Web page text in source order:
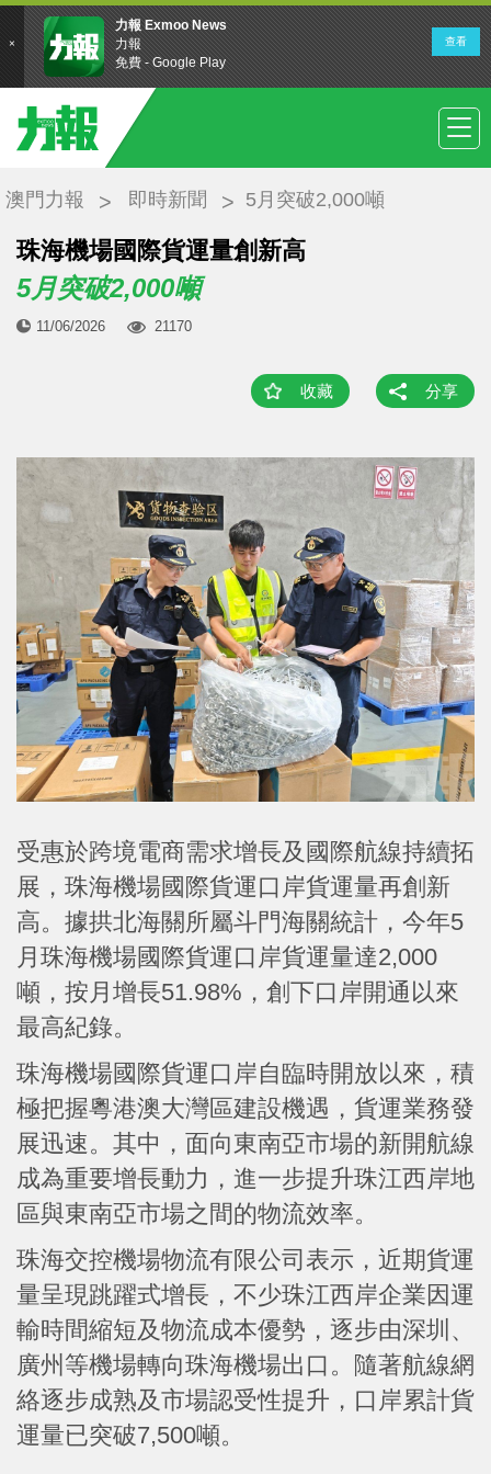
澳門力報 即時新聞 5月突破2,000噸
珠海機場國際貨運量創新高
5月突破2,000噸
11/06/2026 21170
收藏 分享
受惠於跨境電商需求增長及國際航線持續拓
展，珠海機場國際貨運口岸貨運量再創新
高。據拱北海關所屬斗門海關統計，今年5
月珠海機場國際貨運口岸貨運量達2,000
噸，按月增長51.98%，創下口岸開通以來
最高紀錄。
珠海機場國際貨運口岸自臨時開放以來，積
極把握粵港澳大灣區建設機遇，貨運業務發
展迅速。其中，面向東南亞市場的新開航線
成為重要增長動力，進一步提升珠江西岸地
區與東南亞市場之間的物流效率。
珠海交控機場物流有限公司表示，近期貨運
量呈現跳躍式增長，不少珠江西岸企業因運
輸時間縮短及物流成本優勢，逐步由深圳、
廣州等機場轉向珠海機場出口。隨著航線網
絡逐步成熟及市場認受性提升，口岸累計貨
運量已突破7,500噸。